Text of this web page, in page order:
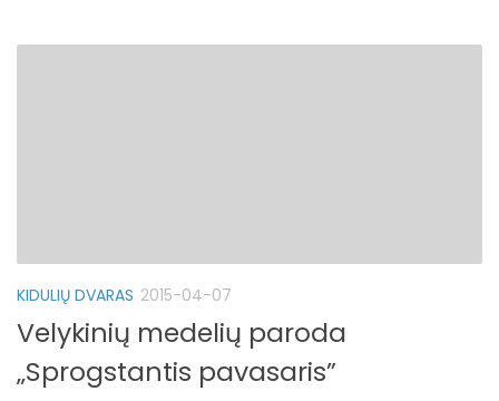
KIDULIŲ DVARAS 2015-04-07
Velykinių medelių paroda
„Sprogstantis pavasaris”